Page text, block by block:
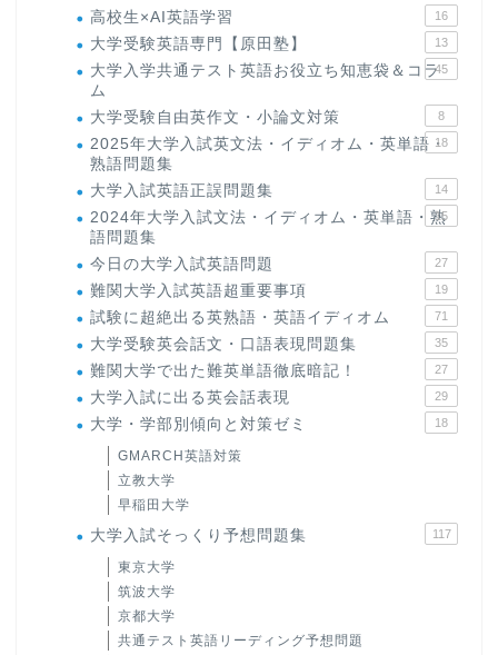
高校生×AI英語学習 16
大学受験英語専門【原田塾】 13
大学入学共通テスト英語お役立ち知恵袋＆コラ
ム
45
大学受験自由英作文・小論文対策 8
2025年大学入試英文法・イディオム・英単語・
熟語問題集
18
大学入試英語正誤問題集 14
2024年大学入試文法・イディオム・英単語・熟
語問題集
15
今日の大学入試英語問題 27
難関大学入試英語超重要事項 19
試験に超絶出る英熟語・英語イディオム 71
大学受験英会話文・口語表現問題集 35
難関大学で出た難英単語徹底暗記！ 27
大学入試に出る英会話表現 29
大学・学部別傾向と対策ゼミ 18
GMARCH英語対策
立教大学
早稲田大学
大学入試そっくり予想問題集 117
東京大学
筑波大学
京都大学
共通テスト英語リーディング予想問題